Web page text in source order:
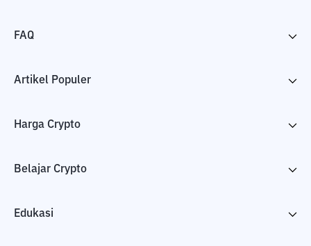
FAQ
Artikel Populer
Harga Crypto
Belajar Crypto
Edukasi